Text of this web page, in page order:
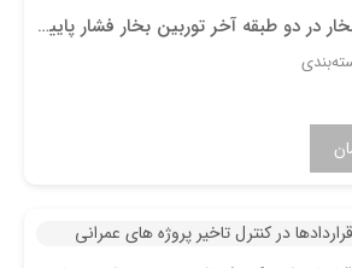
سمینار مطالعه جریان بخار در دو طبقه آخر توربین بخار فشار پایین (ضعیف) نیروگاه نکا